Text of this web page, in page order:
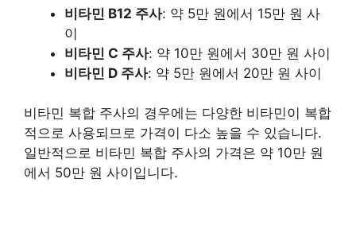
비타민 B12 주사: 약 5만 원에서 15만 원 사
이
비타민 C 주사: 약 10만 원에서 30만 원 사이
비타민 D 주사: 약 5만 원에서 20만 원 사이
비타민 복합 주사의 경우에는 다양한 비타민이 복합
적으로 사용되므로 가격이 다소 높을 수 있습니다.
일반적으로 비타민 복합 주사의 가격은 약 10만 원
에서 50만 원 사이입니다.